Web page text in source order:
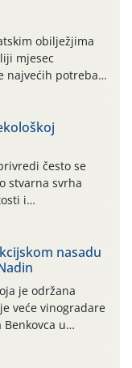
obilježjima
mjesec
najvećih potreba
godina na
toplinski
iznad 30
Oborine
raspoređene
često se
stvarna svrha
i
Kontrola nije
već na
s propisima te
proizvode.
kroz ključne
nasadu
je održana
veće vinogradare
u
loze kod
nije slučajno